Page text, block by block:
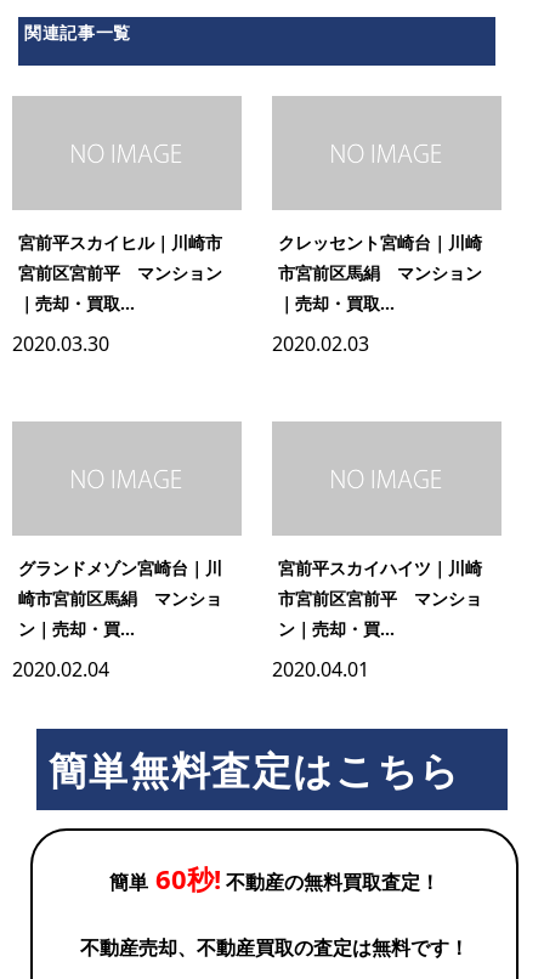
関連記事一覧
宮前平スカイヒル｜川崎市
宮前区宮前平 マンション
｜売却・買取...
2020.03.30
クレッセント宮崎台｜川崎
市宮前区馬絹 マンション
｜売却・買取...
2020.02.03
グランドメゾン宮崎台｜川
崎市宮前区馬絹 マンショ
ン｜売却・買...
2020.02.04
宮前平スカイハイツ｜川崎
市宮前区宮前平 マンショ
ン｜売却・買...
2020.04.01
簡単無料査定はこちら
簡単 60秒! 不動産の無料買取査定！
不動産売却、不動産買取の査定は無料です！